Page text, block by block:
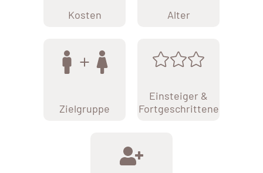
Kosten Alter
Zielgruppe
Einsteiger &
Fortgeschrittene